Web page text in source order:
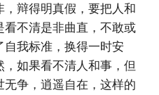
辩得明真假，要把人和
不清是非曲直，不敢或
我标准，换得一时安
如果看不清人和事，但
争，逍遥自在，这样的